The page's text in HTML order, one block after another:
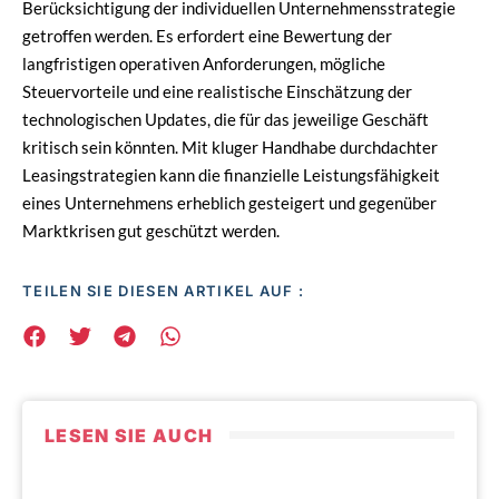
Berücksichtigung der individuellen Unternehmensstrategie
getroffen werden. Es erfordert eine Bewertung der
langfristigen operativen Anforderungen, mögliche
Steuervorteile und eine realistische Einschätzung der
technologischen Updates, die für das jeweilige Geschäft
kritisch sein könnten. Mit kluger Handhabe durchdachter
Leasingstrategien kann die finanzielle Leistungsfähigkeit
eines Unternehmens erheblich gesteigert und gegenüber
Marktkrisen gut geschützt werden.
TEILEN SIE DIESEN ARTIKEL AUF :
LESEN SIE AUCH